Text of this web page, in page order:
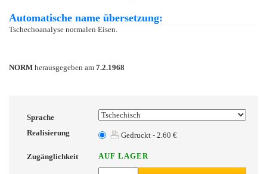
Automatische name übersetzung:
Tschechoanalyse normalen Eisen.
NORM herausgegeben am 7.2.1968
Sprache
Realisierung
Gedruckt - 2.60 €
Zugänglichkeit AUF LAGER